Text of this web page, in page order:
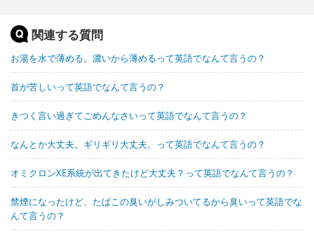
関連する質問
お湯を水で薄める。濃いから薄めるって英語でなんて言うの？
首が苦しいって英語でなんて言うの？
きつく言い過ぎてごめんなさいって英語でなんて言うの？
なんとか大丈夫。ギリギリ大丈夫。って英語でなんて言うの？
オミクロンXE系統が出てきたけど大丈夫？って英語でなんて言うの？
禁煙になったけど、たばこの臭いがしみついてるから臭いって英語でな
んて言うの？